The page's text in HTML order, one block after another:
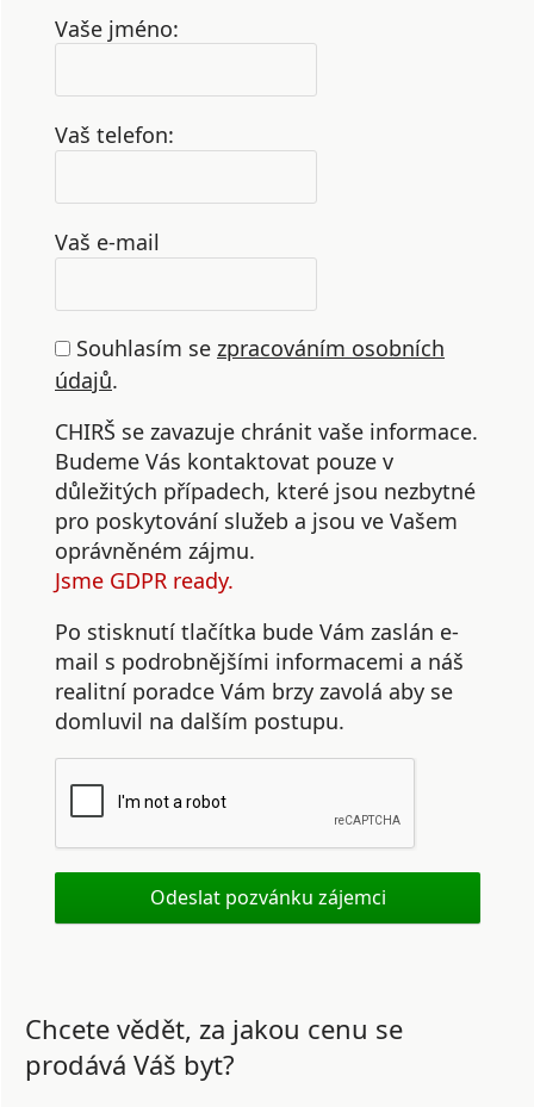
Vaše jméno:
Vaš telefon:
Vaš e-mail
Souhlasím se zpracováním osobních
údajů.
CHIRŠ se zavazuje chránit vaše informace.
Budeme Vás kontaktovat pouze v
důležitých případech, které jsou nezbytné
pro poskytování služeb a jsou ve Vašem
oprávněném zájmu.
Jsme GDPR ready.
Po stisknutí tlačítka bude Vám zaslán e-
mail s podrobnějšími informacemi a náš
realitní poradce Vám brzy zavolá aby se
domluvil na dalším postupu.
Chcete vědět, za jakou cenu se
prodává Váš byt?